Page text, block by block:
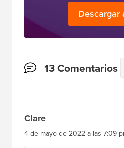
Descargar
Interacciones
13 Comentarios
Clare
4 de mayo de 2022 a las 7:09